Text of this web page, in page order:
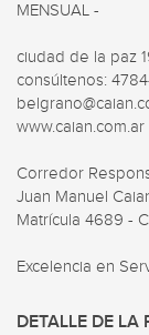
MENSUAL -
ciudad de la paz
consúltenos:
www.caian.com.ar
Corredor
Juan Manuel
Matrícula 4689 -
Excelencia en
DETALLE DE LA